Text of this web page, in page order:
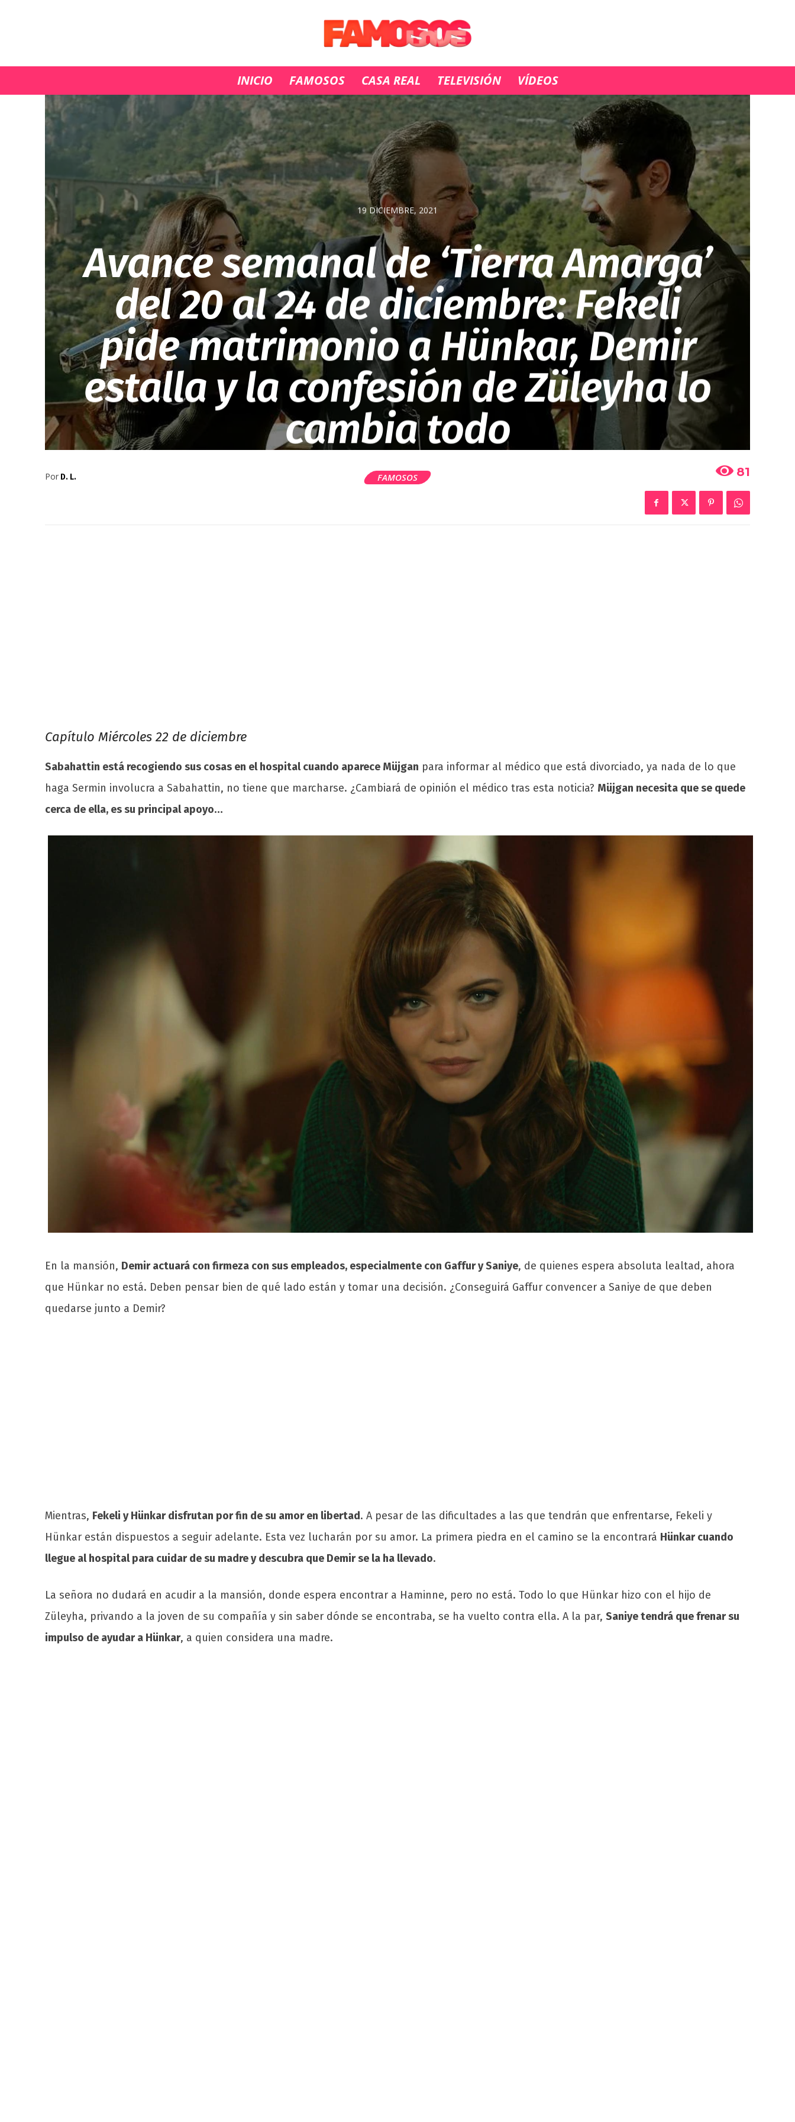
INICIO FAMOSOS CASA REAL TELEVISIÓN VÍDEOS
19 DICIEMBRE, 2021
Avance semanal de ‘Tierra Amarga’
del 20 al 24 de diciembre: Fekeli
pide matrimonio a Hünkar, Demir
estalla y la confesión de Züleyha lo
cambia todo
Por D. L. FAMOSOS 81
Capítulo Miércoles 22 de diciembre
Sabahattin está recogiendo sus cosas en el hospital cuando aparece Müjgan para informar al médico que está divorciado, ya nada de lo que
haga Sermin involucra a Sabahattin, no tiene que marcharse. ¿Cambiará de opinión el médico tras esta noticia? Müjgan necesita que se quede
cerca de ella, es su principal apoyo…
En la mansión, Demir actuará con firmeza con sus empleados, especialmente con Gaffur y Saniye, de quienes espera absoluta lealtad, ahora
que Hünkar no está. Deben pensar bien de qué lado están y tomar una decisión. ¿Conseguirá Gaffur convencer a Saniye de que deben
quedarse junto a Demir?
Mientras, Fekeli y Hünkar disfrutan por fin de su amor en libertad. A pesar de las dificultades a las que tendrán que enfrentarse, Fekeli y
Hünkar están dispuestos a seguir adelante. Esta vez lucharán por su amor. La primera piedra en el camino se la encontrará Hünkar cuando
llegue al hospital para cuidar de su madre y descubra que Demir se la ha llevado.
La señora no dudará en acudir a la mansión, donde espera encontrar a Haminne, pero no está. Todo lo que Hünkar hizo con el hijo de
Züleyha, privando a la joven de su compañía y sin saber dónde se encontraba, se ha vuelto contra ella. A la par, Saniye tendrá que frenar su
impulso de ayudar a Hünkar, a quien considera una madre.